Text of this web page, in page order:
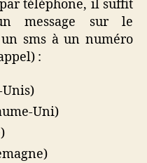
téléphone, il suffit
message sur le
sms à un numéro
:
Unis)
Uni)